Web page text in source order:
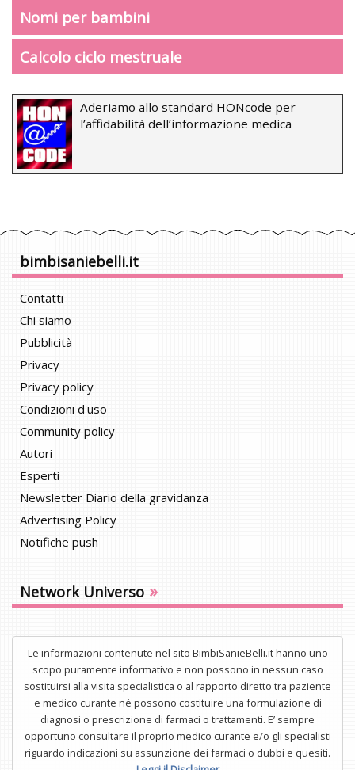
Nomi per bambini
Calcolo ciclo mestruale
Aderiamo allo standard HONcode per
l’affidabilità dell’informazione medica
bimbisaniebelli.it
Contatti
Chi siamo
Pubblicità
Privacy
Privacy policy
Condizioni d'uso
Community policy
Autori
Esperti
Newsletter Diario della gravidanza
Advertising Policy
Notifiche push
Network Universo »
Le informazioni contenute nel sito BimbiSanieBelli.it hanno uno
scopo puramente informativo e non possono in nessun caso
sostituirsi alla visita specialistica o al rapporto diretto tra paziente
e medico curante né possono costituire una formulazione di
diagnosi o prescrizione di farmaci o trattamenti. E’ sempre
opportuno consultare il proprio medico curante e/o gli specialisti
riguardo indicazioni su assunzione dei farmaci o dubbi e quesiti.